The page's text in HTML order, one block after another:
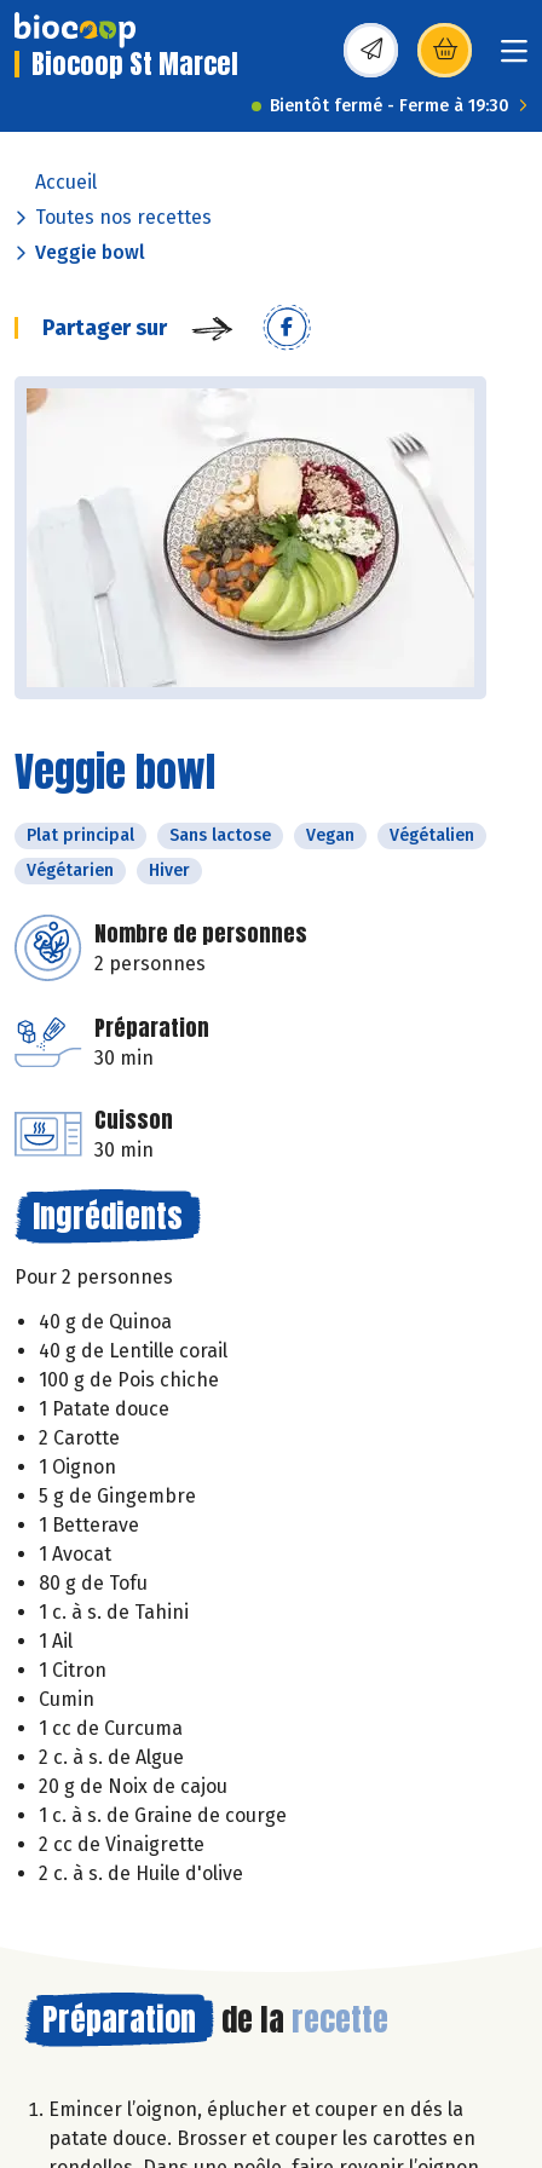
Biocoop St Marcel (s’ouvre dans une
Bientôt fermé - Ferme à 19:30
Accueil
Toutes nos recettes
Veggie bowl
Partager sur
Veggie bowl
Plat principal Sans lactose Vegan
Végétalien
Végétarien
Hiver
Nombre de personnes
2 personnes
Préparation
30 min
Cuisson
30 min
Ingrédients
Pour 2 personnes
40 g de Quinoa
40 g de Lentille corail
100 g de Pois chiche
1 Patate douce
2 Carotte
1 Oignon
5 g de Gingembre
1 Betterave
1 Avocat
80 g de Tofu
1 c. à s. de Tahini
1 Ail
1 Citron
Cumin
1 cc de Curcuma
2 c. à s. de Algue
20 g de Noix de cajou
1 c. à s. de Graine de courge
2 cc de Vinaigrette
2 c. à s. de Huile d'olive
Préparation de la recette
Emincer l’oignon, éplucher et couper en dés la
patate douce. Brosser et couper les carottes en